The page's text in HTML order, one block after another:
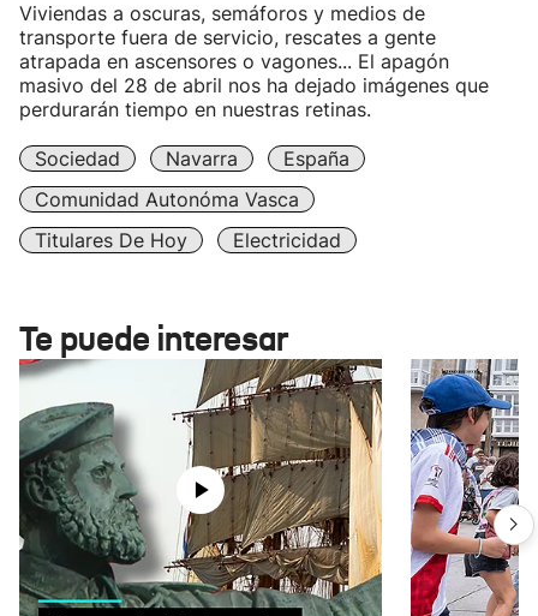
Viviendas a oscuras, semáforos y medios de
transporte fuera de servicio, rescates a gente
atrapada en ascensores o vagones... El apagón
masivo del 28 de abril nos ha dejado imágenes que
perdurarán tiempo en nuestras retinas.
Sociedad Navarra
España
Comunidad Autonóma Vasca
Titulares De Hoy
Electricidad
Te puede interesar